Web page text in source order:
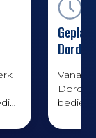
Vanaf